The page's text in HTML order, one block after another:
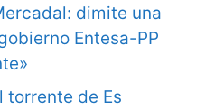
dimite una
Entesa-PP
torrente de Es